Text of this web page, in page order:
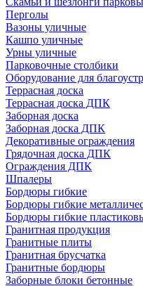
Перголы
Вазоны уличные
Кашпо уличные
Урны уличные
Парковочные столбики
Оборудование для
Террасная доска
Террасная доска ДПК
Заборная доска
Заборная доска ДПК
Декоративные ограждения
Грядочная доска ДПК
Ограждения ДПК
Шпалеры
Бордюры гибкие
Бордюры гибкие
Бордюры гибкие
Гранитная продукция
Гранитные плиты
Гранитная брусчатка
Гранитные бордюры
Заборные блоки бетонные